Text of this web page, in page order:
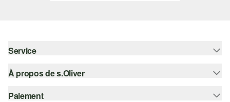
Service
Aide - FAQ
Guide des tailles
À propos de s.Oliver
S'abonner à la Newsletter
Paiement